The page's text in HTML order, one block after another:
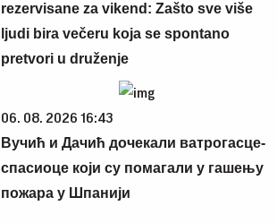
rezervisane za vikend: Zašto sve više
ljudi bira večeru koja se spontano
pretvori u druženje
06. 08. 2026 16:43
Вучић и Дачић дочекали ватрогасце-
спасиоце који су помагали у гашењу
пожара у Шпанији